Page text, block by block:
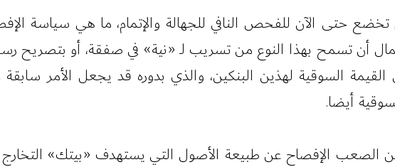
حتى الآن للفحص النافي للجهالة والإتمام، ما هي سياسة
أن تسمح بهذا النوع من تسريب لـ «نية» في صفقة، أو بتصريح
السوقية لهذين البنكين، والذي بدوره قد يجعل الأمر
أيضا.